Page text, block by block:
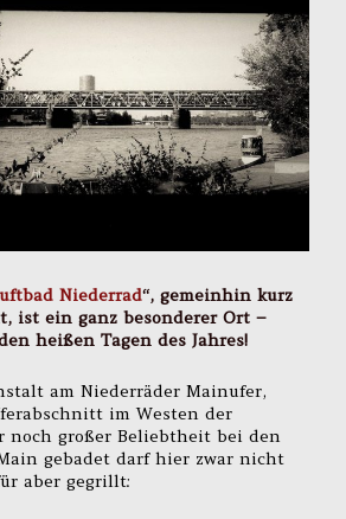
Niederrad“, gemeinhin kurz
ist ein ganz besonderer Ort –
heißen Tagen des Jahres!
am Niederräder Mainufer,
im Westen der
noch großer Beliebtheit bei den
gebadet darf hier zwar nicht
aber gegrillt: